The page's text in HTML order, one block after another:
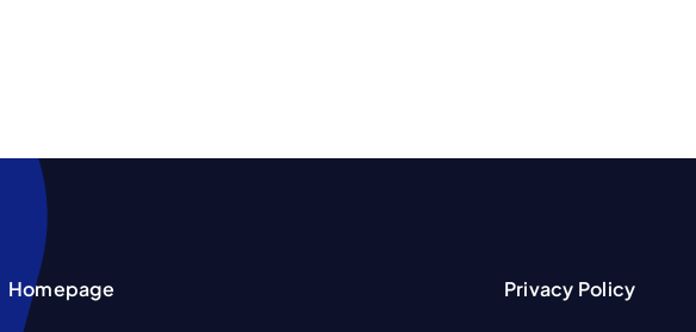
Homepage Privacy Policy